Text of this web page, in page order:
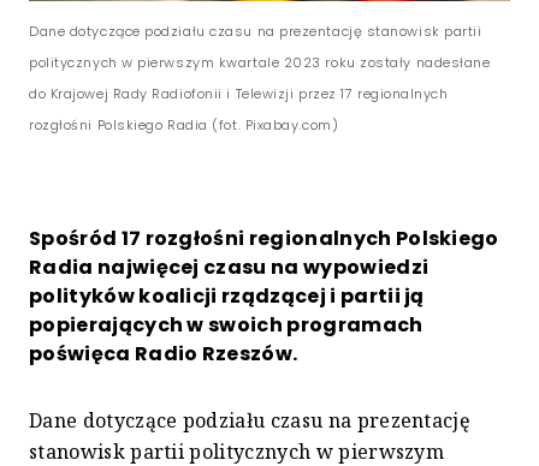
Dane dotyczące podziału czasu na prezentację stanowisk partii
politycznych w pierwszym kwartale 2023 roku zostały nadesłane
do Krajowej Rady Radiofonii i Telewizji przez 17 regionalnych
rozgłośni Polskiego Radia (fot. Pixabay.com)
Spośród 17 rozgłośni regionalnych Polskiego
Radia najwięcej czasu na wypowiedzi
polityków koalicji rządzącej i partii ją
popierających w swoich programach
poświęca Radio Rzeszów.
Dane dotyczące podziału czasu na prezentację
stanowisk partii politycznych w pierwszym